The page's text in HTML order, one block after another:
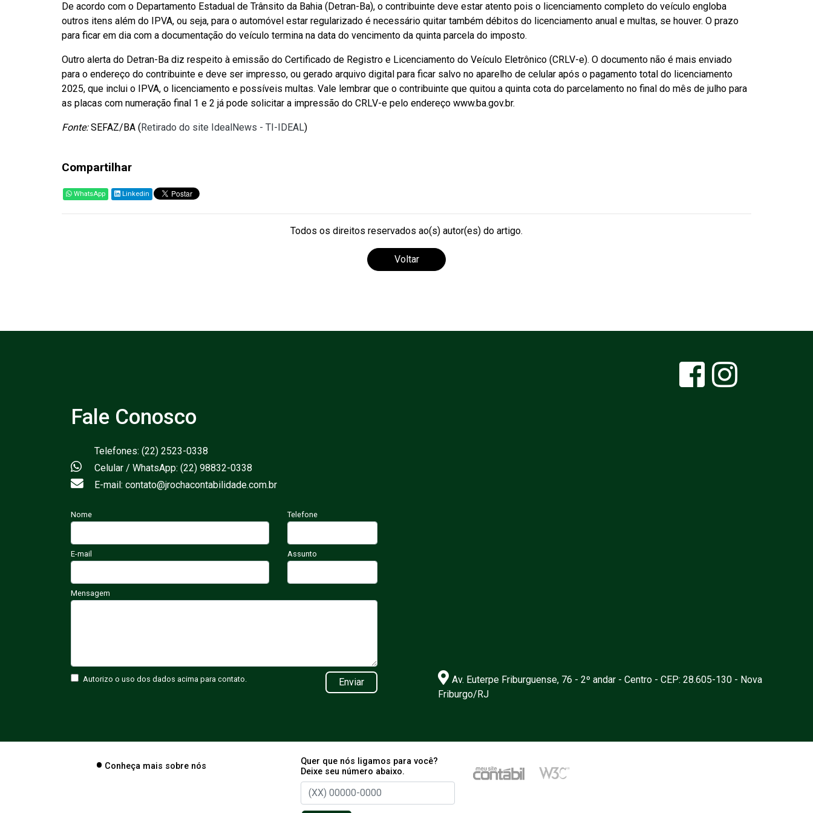
De acordo com o Departamento Estadual de Trânsito da Bahia (Detran-Ba), o contribuinte deve estar atento pois o licenciamento completo do veículo engloba
outros itens além do IPVA, ou seja, para o automóvel estar regularizado é necessário quitar também débitos do licenciamento anual e multas, se houver. O prazo
para ficar em dia com a documentação do veículo termina na data do vencimento da quinta parcela do imposto.
Outro alerta do Detran-Ba diz respeito à emissão do Certificado de Registro e Licenciamento do Veículo Eletrônico (CRLV-e). O documento não é mais enviado
para o endereço do contribuinte e deve ser impresso, ou gerado arquivo digital para ficar salvo no aparelho de celular após o pagamento total do licenciamento
2025, que inclui o IPVA, o licenciamento e possíveis multas. Vale lembrar que o contribuinte que quitou a quinta cota do parcelamento no final do mês de julho para
as placas com numeração final 1 e 2 já pode solicitar a impressão do CRLV-e pelo endereço www.ba.gov.br.
Fonte:SEFAZ/BA (Retirado do site IdealNews - TI-IDEAL)
Compartilhar
WhatsApp Linkedin
Todos os direitos reservados ao(s) autor(es) do artigo.
Voltar
Fale Conosco
Telefones: (22) 2523-0338
Celular / WhatsApp: (22) 98832-0338
E-mail: contato@jrochacontabilidade.com.br
Nome Telefone
E-mail Assunto
Mensagem
Autorizo o uso dos dados acima para contato. Enviar
Av. Euterpe Friburguense, 76 - 2º andar - Centro - CEP: 28.605-130 - Nova
Friburgo/RJ
Conheça mais sobre nós
Quer que nós ligamos para você?
Deixe seu número abaixo.